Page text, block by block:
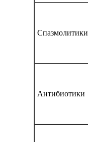
Спазмолитики
Антибиотики